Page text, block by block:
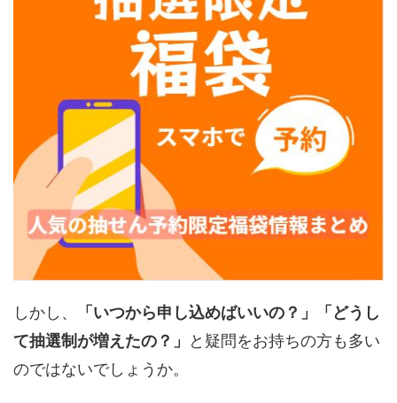
しかし、
「いつから申し込めばいいの？」「どうし
て抽選制が増えたの？」
と疑問をお持ちの方も多い
のではないでしょうか。